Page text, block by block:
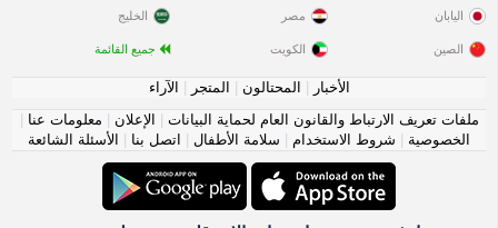
اليابان
الصين
مصر
الكويت
الخليج
جميع القائمة
الأخبار المحتالون المتجر
الآراء
ملفات تعريف الارتباط والقانون العام لحماية البيانات
الإعلان معلومات عنا
الخصوصية
شروط الاستخدام سلامة الأطفال اتصل بنا الأسئلة الشائعة